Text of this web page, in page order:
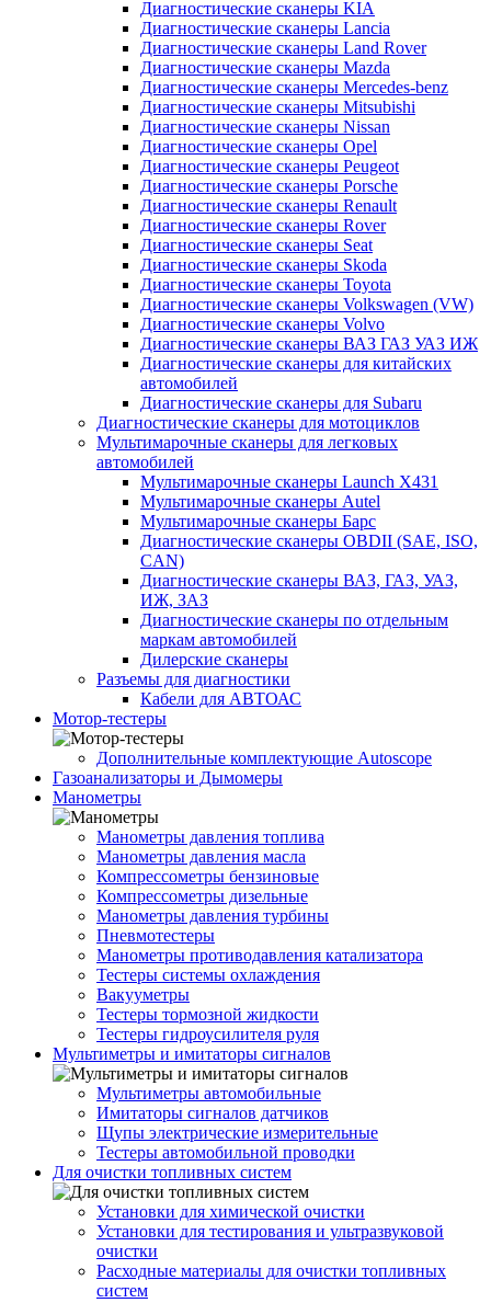
Диагностические сканеры KIA
Диагностические сканеры Lancia
Диагностические сканеры Land Rover
Диагностические сканеры Mazda
Диагностические сканеры Mercedes-benz
Диагностические сканеры Mitsubishi
Диагностические сканеры Nissan
Диагностические сканеры Opel
Диагностические сканеры Peugeot
Диагностические сканеры Porsche
Диагностические сканеры Renault
Диагностические сканеры Rover
Диагностические сканеры Seat
Диагностические сканеры Skoda
Диагностические сканеры Toyota
Диагностические сканеры Volkswagen (VW)
Диагностические сканеры Volvo
Диагностические сканеры ВАЗ ГАЗ УАЗ ИЖ
Диагностические сканеры для китайских
автомобилей
Диагностические сканеры для Subaru
Диагностические сканеры для мотоциклов
Мультимарочные сканеры для легковых
автомобилей
Мультимарочные сканеры Launch X431
Мультимарочные сканеры Autel
Мультимарочные сканеры Барс
Диагностические сканеры OBDII (SAE, ISO,
CAN)
Диагностические сканеры ВАЗ, ГАЗ, УАЗ,
ИЖ, ЗАЗ
Диагностические сканеры по отдельным
маркам автомобилей
Дилерские сканеры
Разъемы для диагностики
Кабели для АВТОАС
Мотор-тестеры
Дополнительные комплектующие Autoscope
Газоанализаторы и Дымомеры
Манометры
Манометры давления топлива
Манометры давления масла
Компрессометры бензиновые
Компрессометры дизельные
Манометры давления турбины
Пневмотестеры
Манометры противодавления катализатора
Тестеры системы охлаждения
Вакууметры
Тестеры тормозной жидкости
Тестеры гидроусилителя руля
Мультиметры и имитаторы сигналов
Мультиметры автомобильные
Имитаторы сигналов датчиков
Щупы электрические измерительные
Тестеры автомобильной проводки
Для очистки топливных систем
Установки для химической очистки
Установки для тестирования и ультразвуковой
очистки
Расходные материалы для очистки топливных
систем